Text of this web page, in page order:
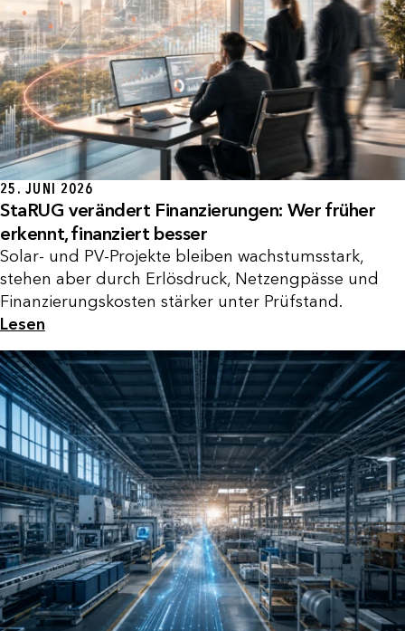
25. JUNI 2026
StaRUG verändert Finanzierungen: Wer früher
erkennt, finanziert besser
Solar- und PV-Projekte bleiben wachstumsstark,
stehen aber durch Erlösdruck, Netzengpässe und
Finanzierungskosten stärker unter Prüfstand.
Lesen